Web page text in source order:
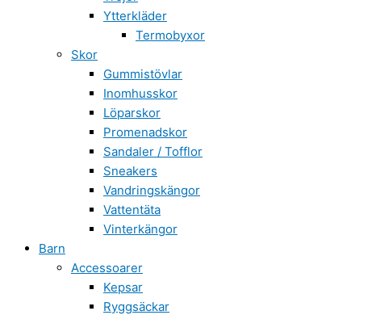
Ytterkläder
Termobyxor
Skor
Gummistövlar
Inomhusskor
Löparskor
Promenadskor
Sandaler / Tofflor
Sneakers
Vandringskängor
Vattentäta
Vinterkängor
Barn
Accessoarer
Kepsar
Ryggsäckar